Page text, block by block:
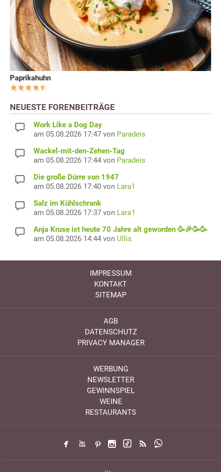
Paprikahuhn
NEUESTE FORENBEITRÄGE
Work Like a Dog Day
am 05.08.2026 17:47 von Paradeis
Wackel-mit-den-Zehen-Tag
am 05.08.2026 17:44 von Paradeis
Die große Dürre von 1947
am 05.08.2026 17:40 von Lara1
Salz im Kühlschrank
am 05.08.2026 17:37 von Lara1
Anja Kruse ist heute 70 Jahre alt geworden 🥳🎉🥳🥳
am 05.08.2026 14:44 von Ullis
IMPRESSUM
KONTAKT
SITEMAP
AGB
DATENSCHUTZ
PRIVACY MANAGER
WERBUNG
NEWSLETTER
GEWINNSPIEL
WEINE
RESTAURANTS